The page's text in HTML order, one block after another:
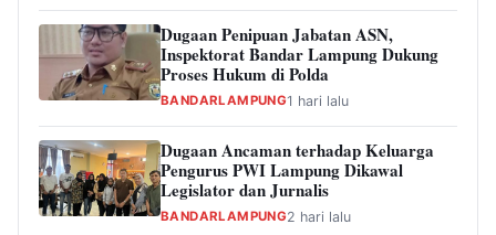
Dugaan Penipuan Jabatan ASN,
Inspektorat Bandar Lampung Dukung
Proses Hukum di Polda
BANDARLAMPUNG1 hari lalu
Dugaan Ancaman terhadap Keluarga
Pengurus PWI Lampung Dikawal
Legislator dan Jurnalis
BANDARLAMPUNG2 hari lalu